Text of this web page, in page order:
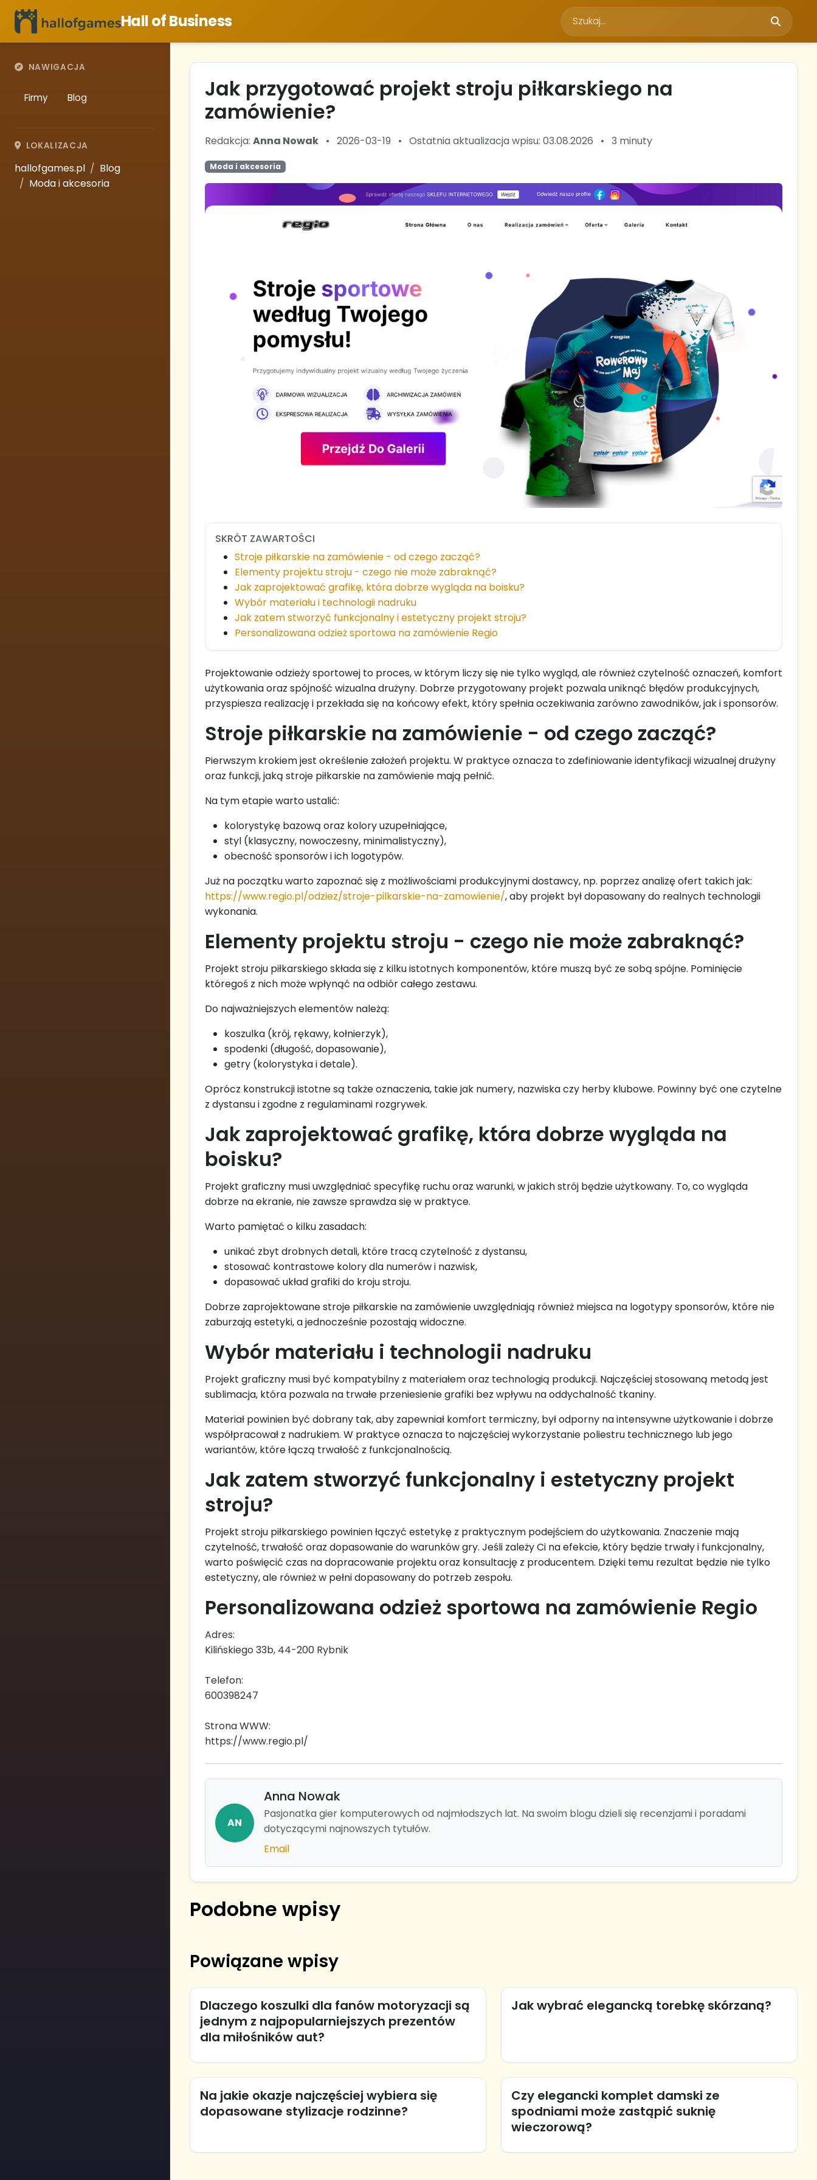
Hall of Business
NAWIGACJA
Firmy Blog
LOKALIZACJA
hallofgames.pl
Blog
Moda i akcesoria
Jak przygotować projekt stroju piłkarskiego na
zamówienie?
Redakcja: Anna Nowak • 2026-03-19 • Ostatnia aktualizacja wpisu: 03.08.2026 • 3 minuty
Moda i akcesoria
SKRÓT ZAWARTOŚCI
Stroje piłkarskie na zamówienie - od czego zacząć?
Elementy projektu stroju - czego nie może zabraknąć?
Jak zaprojektować grafikę, która dobrze wygląda na boisku?
Wybór materiału i technologii nadruku
Jak zatem stworzyć funkcjonalny i estetyczny projekt stroju?
Personalizowana odzież sportowa na zamówienie Regio
Projektowanie odzieży sportowej to proces, w którym liczy się nie tylko wygląd, ale również czytelność oznaczeń, komfort
użytkowania oraz spójność wizualna drużyny. Dobrze przygotowany projekt pozwala uniknąć błędów produkcyjnych,
przyspiesza realizację i przekłada się na końcowy efekt, który spełnia oczekiwania zarówno zawodników, jak i sponsorów.
Stroje piłkarskie na zamówienie - od czego zacząć?
Pierwszym krokiem jest określenie założeń projektu. W praktyce oznacza to zdefiniowanie identyfikacji wizualnej drużyny
oraz funkcji, jaką stroje piłkarskie na zamówienie mają pełnić.
Na tym etapie warto ustalić:
kolorystykę bazową oraz kolory uzupełniające,
styl (klasyczny, nowoczesny, minimalistyczny),
obecność sponsorów i ich logotypów.
Już na początku warto zapoznać się z możliwościami produkcyjnymi dostawcy, np. poprzez analizę ofert takich jak:
https://www.regio.pl/odziez/stroje-pilkarskie-na-zamowienie/, aby projekt był dopasowany do realnych technologii
wykonania.
Elementy projektu stroju - czego nie może zabraknąć?
Projekt stroju piłkarskiego składa się z kilku istotnych komponentów, które muszą być ze sobą spójne. Pominięcie
któregoś z nich może wpłynąć na odbiór całego zestawu.
Do najważniejszych elementów należą:
koszulka (krój, rękawy, kołnierzyk),
spodenki (długość, dopasowanie),
getry (kolorystyka i detale).
Oprócz konstrukcji istotne są także oznaczenia, takie jak numery, nazwiska czy herby klubowe. Powinny być one czytelne
z dystansu i zgodne z regulaminami rozgrywek.
Jak zaprojektować grafikę, która dobrze wygląda na
boisku?
Projekt graficzny musi uwzględniać specyfikę ruchu oraz warunki, w jakich strój będzie użytkowany. To, co wygląda
dobrze na ekranie, nie zawsze sprawdza się w praktyce.
Warto pamiętać o kilku zasadach:
unikać zbyt drobnych detali, które tracą czytelność z dystansu,
stosować kontrastowe kolory dla numerów i nazwisk,
dopasować układ grafiki do kroju stroju.
Dobrze zaprojektowane stroje piłkarskie na zamówienie uwzględniają również miejsca na logotypy sponsorów, które nie
zaburzają estetyki, a jednocześnie pozostają widoczne.
Wybór materiału i technologii nadruku
Projekt graficzny musi być kompatybilny z materiałem oraz technologią produkcji. Najczęściej stosowaną metodą jest
sublimacja, która pozwala na trwałe przeniesienie grafiki bez wpływu na oddychalność tkaniny.
Materiał powinien być dobrany tak, aby zapewniał komfort termiczny, był odporny na intensywne użytkowanie i dobrze
współpracował z nadrukiem. W praktyce oznacza to najczęściej wykorzystanie poliestru technicznego lub jego
wariantów, które łączą trwałość z funkcjonalnością.
Jak zatem stworzyć funkcjonalny i estetyczny projekt
stroju?
Projekt stroju piłkarskiego powinien łączyć estetykę z praktycznym podejściem do użytkowania. Znaczenie mają
czytelność, trwałość oraz dopasowanie do warunków gry. Jeśli zależy Ci na efekcie, który będzie trwały i funkcjonalny,
warto poświęcić czas na dopracowanie projektu oraz konsultację z producentem. Dzięki temu rezultat będzie nie tylko
estetyczny, ale również w pełni dopasowany do potrzeb zespołu.
Personalizowana odzież sportowa na zamówienie Regio
Adres:
Kilińskiego 33b, 44-200 Rybnik
Telefon:
600398247
Strona WWW:
https://www.regio.pl/
AN
Anna Nowak
Pasjonatka gier komputerowych od najmłodszych lat. Na swoim blogu dzieli się recenzjami i poradami
dotyczącymi najnowszych tytułów.
Email
Podobne wpisy
Powiązane wpisy
Dlaczego koszulki dla fanów motoryzacji są
jednym z najpopularniejszych prezentów
dla miłośników aut?
Jak wybrać elegancką torebkę skórzaną?
Na jakie okazje najczęściej wybiera się
dopasowane stylizacje rodzinne?
Czy elegancki komplet damski ze
spodniami może zastąpić suknię
wieczorową?